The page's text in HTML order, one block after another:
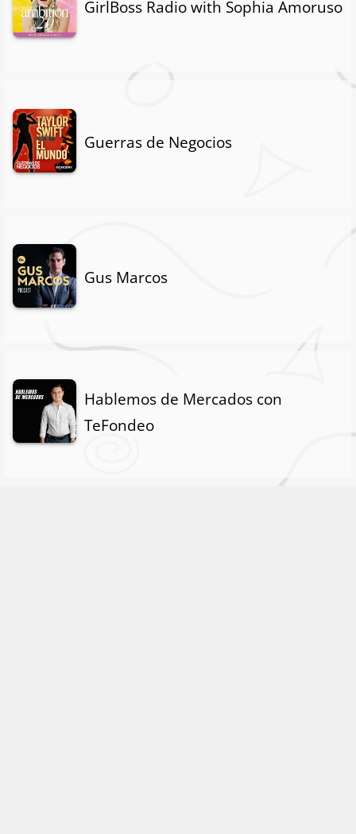
GirlBoss Radio with Sophia Amoruso
Guerras de Negocios
Gus Marcos
Hablemos de Mercados con
TeFondeo